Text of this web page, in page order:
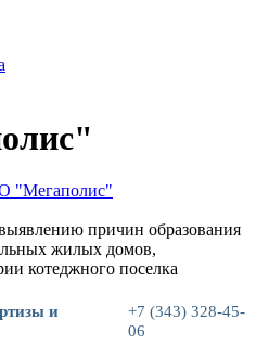
причин образования
жилых домов,
котеджного поселка
и
+7 (343) 328-45-
06